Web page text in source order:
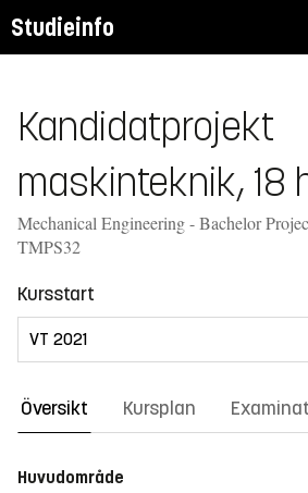
Studieinfo
Kandidatprojekt
maskinteknik, 18
Mechanical Engineering - Bachelor
TMPS32
Kursstart
Översikt Kursplan
Huvudområde